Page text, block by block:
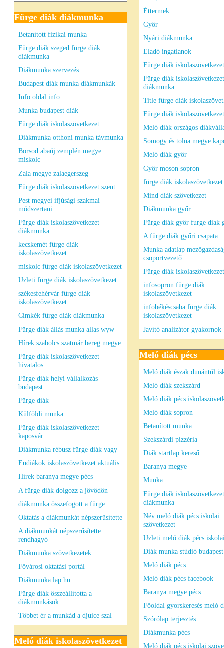
Fürge diák diákmunka
Betanított fizikai munka
Fürge diák szeged fürge diák
diákmunka
Diákmunka szervezés
Budapest diák munka diákmunkák
Info oldal info
Munka budapest diák
Fürge diák iskolaszövetkezet
Diákmunka otthoni munka távmunka
Borsod abaúj zemplén megye
miskolc
Zala megye zalaegerszeg
Fürge diák iskolaszövetkezet szent
Pest megyei ifjúsági szakmai
módszertani
Fürge diák iskolaszövetkezet
diákmunka
kecskemét fürge diák
iskolaszövetkezet
miskolc fürge diák iskolaszövetkezet
Uzleti fürge diák iskolaszövetkezet
székesfehérvár fürge diák
iskolaszövetkezet
Címkék fürge diák diákmunka
Fürge diák állás munka allas wyw
Hírek szabolcs szatmár bereg megye
Fürge diák iskolaszövetkezet
hivatalos
Fürge diák helyi vállalkozás
budapest
Fürge diák
Külföldi munka
Fürge diák iskolaszövetkezet
kaposvár
Diákmunka rébusz fürge diák vagy
Eudiákok iskolaszövetkezet aktuális
Hírek baranya megye pécs
A fürge diák dolgozz a jövődön
diákmunka összefogott a fürge
Oktatás a diákmunkát népszerűsítette
A diákmunkát népszerűsítette
rendhagyó
Diákmunka szövetkezetek
Fővárosi oktatási portál
Diákmunka lap hu
Fürge diák összeállította a
diákmunkások
Többet ér a munkád a djuice szal
Meló diák iskolaszövetkezet
Éttermek
Győr
Nyári diákmunka
Eladó ingatlanok
Fürge diák iskolaszövetkezet
Fürge diák iskolaszövetkezet
diákmunka
Title fürge diák
Fürge diák
Meló diák országos
Somogy és tolna megye
Meló diák győr
Győr moson sopron
fürge diák iskolaszövetkezet
Mind diák szövetkezet
Diákmunka győr
Fürge diák győr furge diak
A fürge diák győri csapata
Munka adatlap
csoportvezető
Fürge diák
infosopron fürge diák
iskolaszövetkezet
infobékéscsaba fürge diák
iskolaszövetkezet
Javító analizátor gyakornok
Meló diák pécs
Meló diák észak dunántúl
Meló diák szekszárd
Meló diák pécs
Meló diák sopron
Betanított munka
Szekszárdi pizzéria
Diák startlap kereső
Baranya megye
Munka
Fürge diák iskolaszövetkezet
diákmunka
Név meló diák pécs iskolai
szövetkezet
Uzleti meló diák pécs
Diák munka stúdió budapest
Meló diák pécs
Meló diák pécs facebook
Baranya megye pécs
Főoldal gyorskeresés meló
Szórólap terjesztés
Diákmunka pécs
Meló diák pécs iskolai